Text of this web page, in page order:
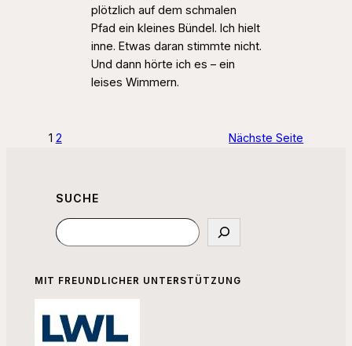
plötzlich auf dem schmalen
Pfad ein kleines Bündel. Ich hielt
inne. Etwas daran stimmte nicht.
Und dann hörte ich es – ein
leises Wimmern.
1 2 Nächste Seite
SUCHE
Suchen
MIT FREUNDLICHER UNTERSTÜTZUNG